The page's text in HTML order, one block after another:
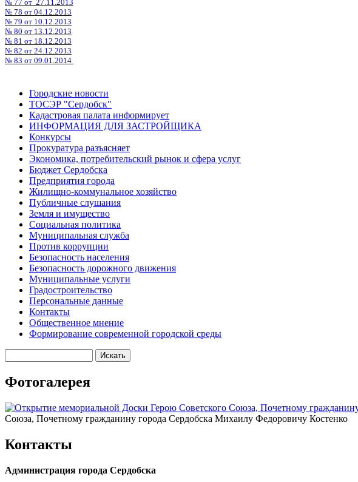
№ 77 от 27.11.2013
№ 78 от 04.12.2013
№ 79 от 10.12.2013
№ 80 от 13.12.2013
№ 81 от 18.12.2013
№ 82 от 24.12.2013
№ 83 от 09.01.2014
Городские новости
ТОСЭР "Сердобск"
Кадастровая палата информирует
ИНФОРМАЦИЯ ДЛЯ ЗАСТРОЙЩИКА
Конкурсы
Прокуратура разъясняет
Экономика, потребительский рынок и сфера услуг
Бюджет Сердобска
Предприятия города
Жилищно-коммунальное хозяйство
Публичные слушания
Земля и имущество
Социальная политика
Муниципальная служба
Против коррупции
Безопасность населения
Безопасность дорожного движения
Муниципальные услуги
Градостроительство
Персональные данные
Контакты
Общественное мнение
Формирование современной городской среды
Фотогалерея
Союза, Почетному гражданину города Сердобска Михаилу Федоровичу Костенко
Контакты
Администрация города Сердобска